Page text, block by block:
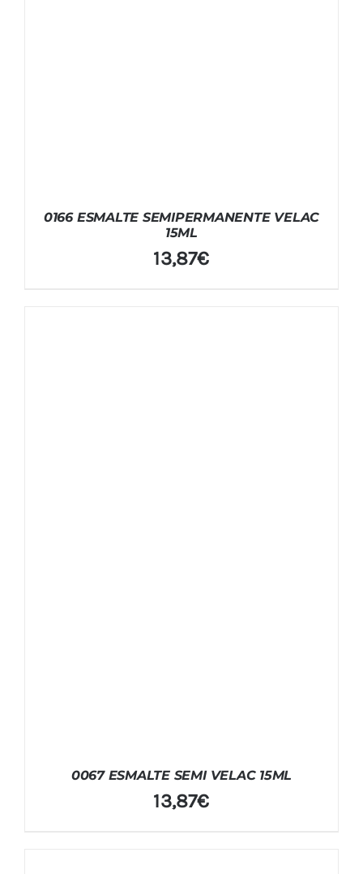
0166 ESMALTE SEMIPERMANENTE VELAC
15ML
13,87€
0067 ESMALTE SEMI VELAC 15ML
13,87€